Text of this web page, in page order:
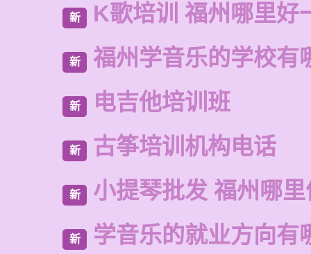
新 K歌培训 福州哪里好
新 福州学音乐的学校有
新 电吉他培训班
新 古筝培训机构电话
新 小提琴批发 福州哪
新 学音乐的就业方向有